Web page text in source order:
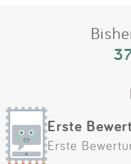
Erste
Erste